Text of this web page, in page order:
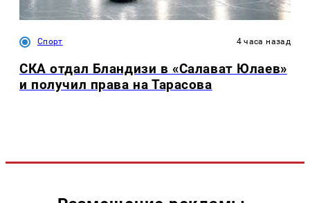
Спорт 4 часа назад
СКА отдал Бландизи в «Салават Юлаев»
и получил права на Тарасова